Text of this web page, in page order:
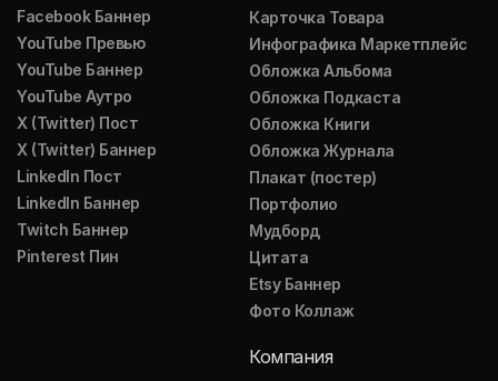
Facebook Баннер
YouTube Превью
YouTube Баннер
YouTube Аутро
X (Twitter) Пост
X (Twitter) Баннер
LinkedIn Пост
LinkedIn Баннер
Twitch Баннер
Pinterest Пин
Карточка Товара
Инфографика Маркетплейс
Обложка Альбома
Обложка Подкаста
Обложка Книги
Обложка Журнала
Плакат (постер)
Портфолио
Мудборд
Цитата
Etsy Баннер
Фото Коллаж
Компания